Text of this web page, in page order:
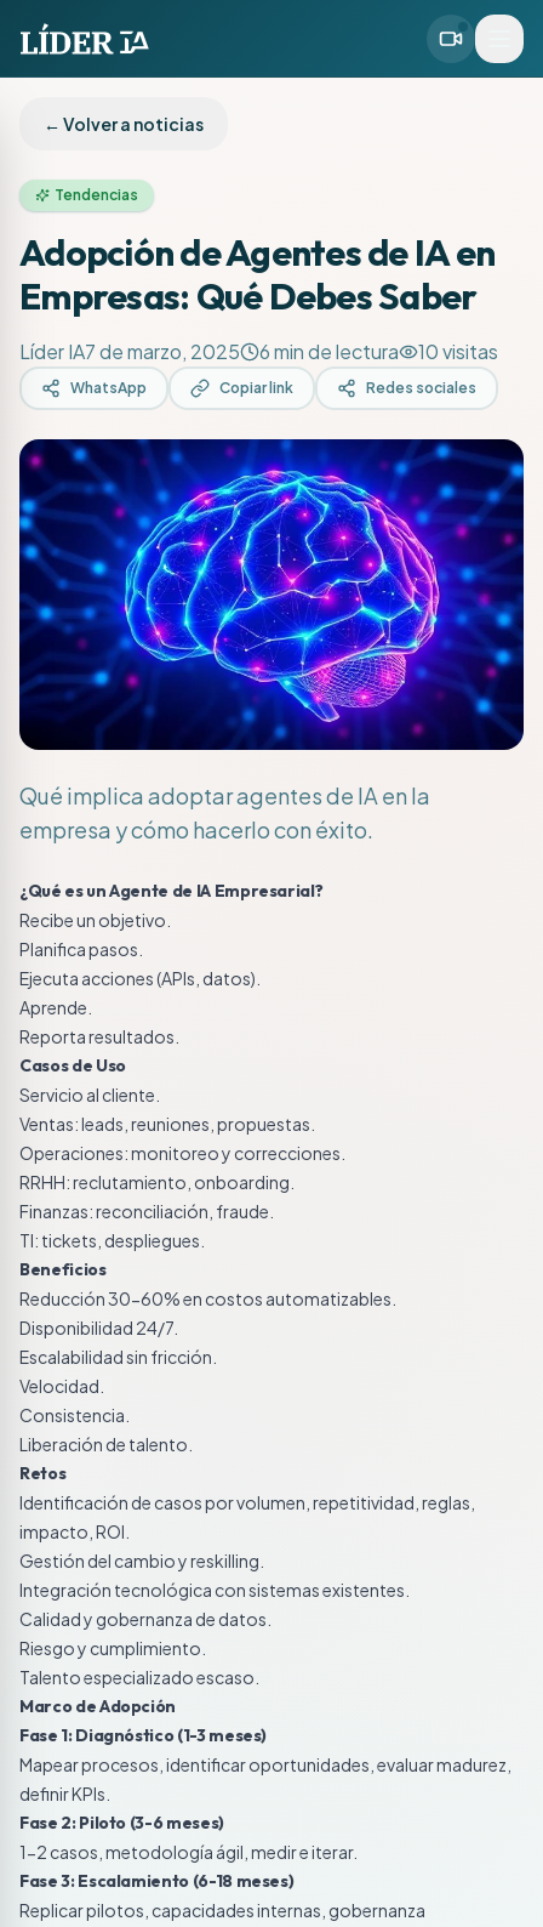
← Volver a noticias
Tendencias
Adopción de Agentes de IA en
Empresas: Qué Debes Saber
Líder IA7 de marzo, 2025 6min de lectura 10visitas
WhatsApp Copiar link Redes sociales
Qué implica adoptar agentes de IA en la
empresa y cómo hacerlo con éxito.
¿Qué es un Agente de IA Empresarial?
Recibe un objetivo.
Planifica pasos.
Ejecuta acciones (APIs, datos).
Aprende.
Reporta resultados.
Casos de Uso
Servicio al cliente.
Ventas: leads, reuniones, propuestas.
Operaciones: monitoreo y correcciones.
RRHH: reclutamiento, onboarding.
Finanzas: reconciliación, fraude.
TI: tickets, despliegues.
Beneficios
Reducción 30-60% en costos automatizables.
Disponibilidad 24/7.
Escalabilidad sin fricción.
Velocidad.
Consistencia.
Liberación de talento.
Retos
Identificación de casos por volumen, repetitividad, reglas,
impacto, ROI.
Gestión del cambio y reskilling.
Integración tecnológica con sistemas existentes.
Calidad y gobernanza de datos.
Riesgo y cumplimiento.
Talento especializado escaso.
Marco de Adopción
Fase 1: Diagnóstico (1-3 meses)
Mapear procesos, identificar oportunidades, evaluar madurez,
definir KPIs.
Fase 2: Piloto (3-6 meses)
1-2 casos, metodología ágil, medir e iterar.
Fase 3: Escalamiento (6-18 meses)
Replicar pilotos, capacidades internas, gobernanza